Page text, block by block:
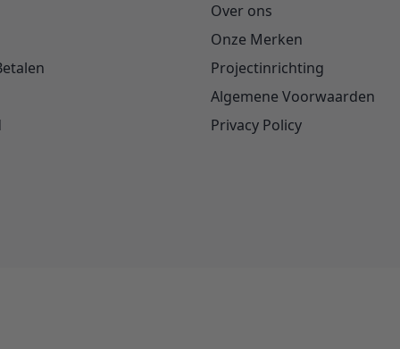
Over ons
Onze Merken
Projectinrichting
Algemene Voorwaarden
Privacy Policy